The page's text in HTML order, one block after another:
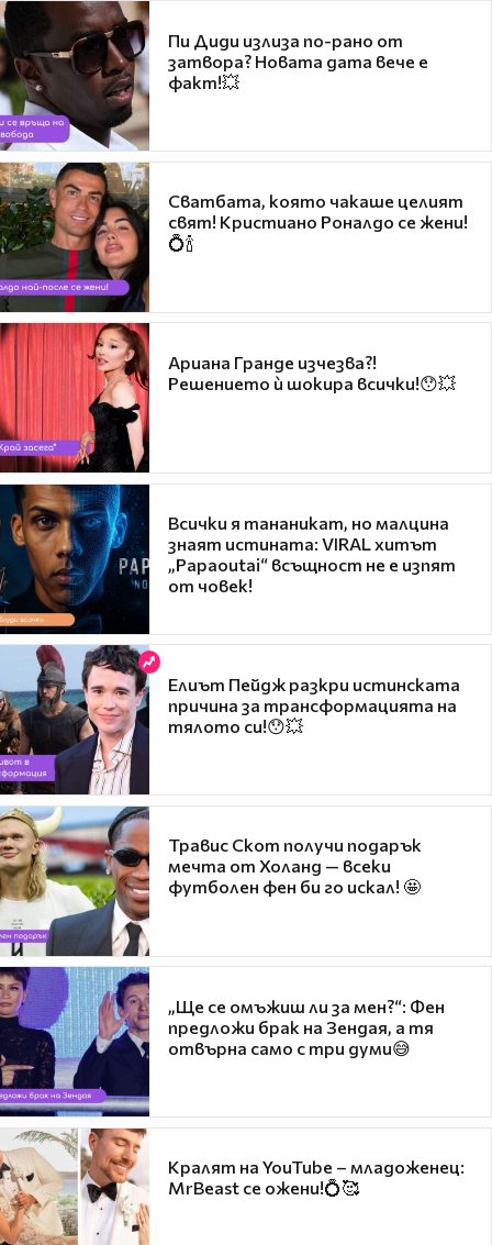
Пи Диди излиза по-рано от
затвора? Новата дата вече е
факт!💥
Сватбата, която чакаше целият
свят! Кристиано Роналдо се жени!
💍🍾
Ариана Гранде изчезва?!
Решението ѝ шокира всички!😯💥
Всички я тананикат, но малцина
знаят истината: VIRAL хитът
„Papaoutai“ всъщност не е изпят
от човек!
Елиът Пейдж разкри истинската
причина за трансформацията на
тялото си!😯💥
Травис Скот получи подарък
мечта от Холанд — всеки
футболен фен би го искал! 🤩
„Ще се омъжиш ли за мен?“: Фен
предложи брак на Зендая, а тя
отвърна само с три думи😅
Кралят на YouTube – младоженец:
MrBeast се ожени!💍🥰